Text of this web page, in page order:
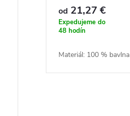
od 21,27 €
Expedujeme do
48 hodín
Materiál: 100 % bavlna